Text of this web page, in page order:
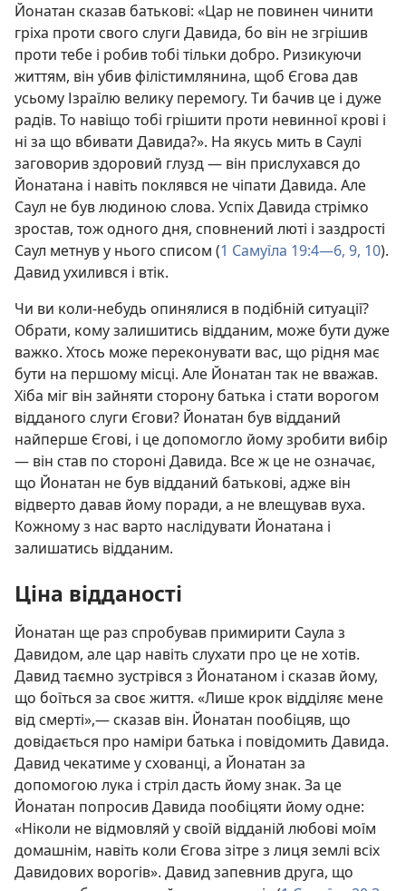
Йонатан сказав батькові: «Цар не повинен чинити
гріха проти свого слуги Давида, бо він не згрішив
проти тебе і робив тобі тільки добро. Ризикуючи
життям, він убив філістимлянина, щоб Єгова дав
усьому Ізраїлю велику перемогу. Ти бачив це і дуже
радів. То навіщо тобі грішити проти невинної крові і
ні за що вбивати Давида?». На якусь мить в Саулі
заговорив здоровий глузд — він прислухався до
Йонатана і навіть поклявся не чіпати Давида. Але
Саул не був людиною слова. Успіх Давида стрімко
зростав, тож одного дня, сповнений люті і заздрості
Саул метнув у нього списом (1 Самуїла 19:4—6, 9, 10).
Давид ухилився і втік.
Чи ви коли-небудь опинялися в подібній ситуації?
Обрати, кому залишитись відданим, може бути дуже
важко. Хтось може переконувати вас, що рідня має
бути на першому місці. Але Йонатан так не вважав.
Хіба міг він зайняти сторону батька і стати ворогом
відданого слуги Єгови? Йонатан був відданий
найперше Єгові, і це допомогло йому зробити вибір
— він став по стороні Давида. Все ж це не означає,
що Йонатан не був відданий батькові, адже він
відверто давав йому поради, а не влещував вуха.
Кожному з нас варто наслідувати Йонатана і
залишатись відданим.
Ціна відданості
Йонатан ще раз спробував примирити Саула з
Давидом, але цар навіть слухати про це не хотів.
Давид таємно зустрівся з Йонатаном і сказав йому,
що боїться за своє життя. «Лише крок відділяє мене
від смерті»,— сказав він. Йонатан пообіцяв, що
довідається про наміри батька і повідомить Давида.
Давид чекатиме у схованці, а Йонатан за
допомогою лука і стріл дасть йому знак. За це
Йонатан попросив Давида пообіцяти йому одне:
«Ніколи не відмовляй у своїй відданій любові моїм
домашнім, навіть коли Єгова зітре з лиця землі всіх
Давидових ворогів». Давид запевнив друга, що